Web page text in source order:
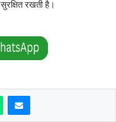
रखती है।